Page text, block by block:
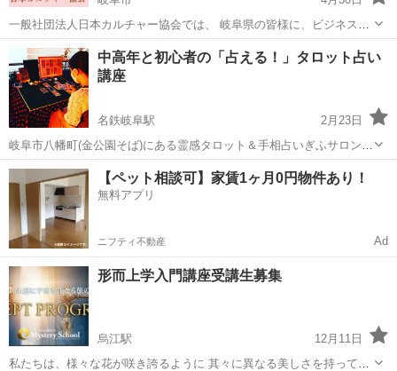
一般社団法人日本カルチャー協会では、 岐阜県の皆様に、ビジネス〜
カルチャーまで、様々な講座をオンライン・オフラインで開催してお
ります。 下記のURLをクリックすると、日程などの詳細情報を見るこ
とができ、 24時間ご予約...
岐阜 岐阜市 生活知識 オンライン
中高年と初心者の「占える！」タロット占い
講座
名鉄岐阜駅
2月23日
岐阜市八幡町(金公園そば)にある霊感タロット＆手相占いぎふサロン女
神ウシャスの服部です。 私自身もダンススタジオ経営と並行しての占
い師なので、副業と捉えられなくもありませんね。もっとも、ここま
でくるとどちらが本業？なんて話...
岐阜 岐阜市 名鉄岐阜駅 生活知識 タロットカード
【ペット相談可】家賃1ヶ月0円物件あり！
無料アプリ
ニフティ不動産 Ad
形而上学入門講座受講生募集
烏江駅
12月11日
私たちは、様々な花が咲き誇るように 其々に異なる美しさを持ってい